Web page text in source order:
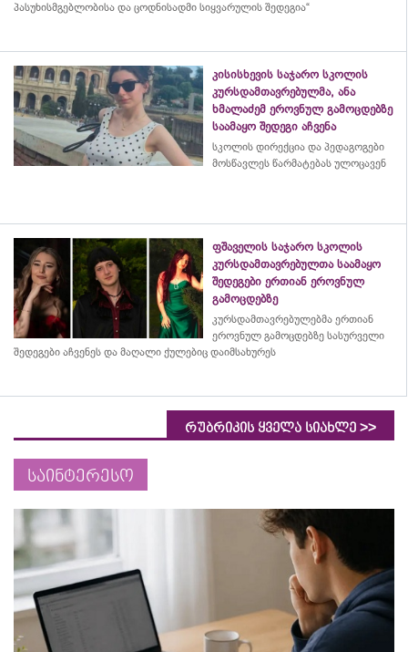
პასუხისმგებლობისა და ცოდნისადმი სიყვარულის შედეგია“
კისისხევის საჯარო სკოლის
კურსდამთავრებულმა, ანა
ხმალაძემ ეროვნულ გამოცდებზე
საამაყო შედეგი აჩვენა
სკოლის დირექცია და პედაგოგები
მოსწავლეს წარმატებას ულოცავენ
ფშაველის საჯარო სკოლის
კურსდამთავრებულთა საამაყო
შედეგები ერთიან ეროვნულ
გამოცდებზე
კურსდამთავრებულებმა ერთიან
ეროვნულ გამოცდებზე სასურველი
შედეგები აჩვენეს და მაღალი ქულებიც დაიმსახურეს
რუბრიკის ყველა სიახლე >>
საინტერესო